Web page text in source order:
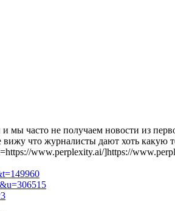
мы часто не получаем новости из
что журналисты дают хоть какую
www.perplexity.ai/]https://